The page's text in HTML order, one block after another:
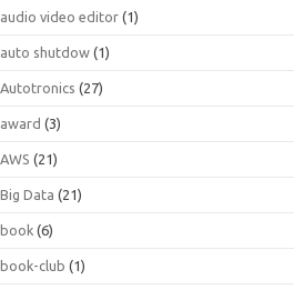
audio video editor (1)
auto shutdow (1)
Autotronics (27)
award (3)
AWS (21)
Big Data (21)
book (6)
book-club (1)